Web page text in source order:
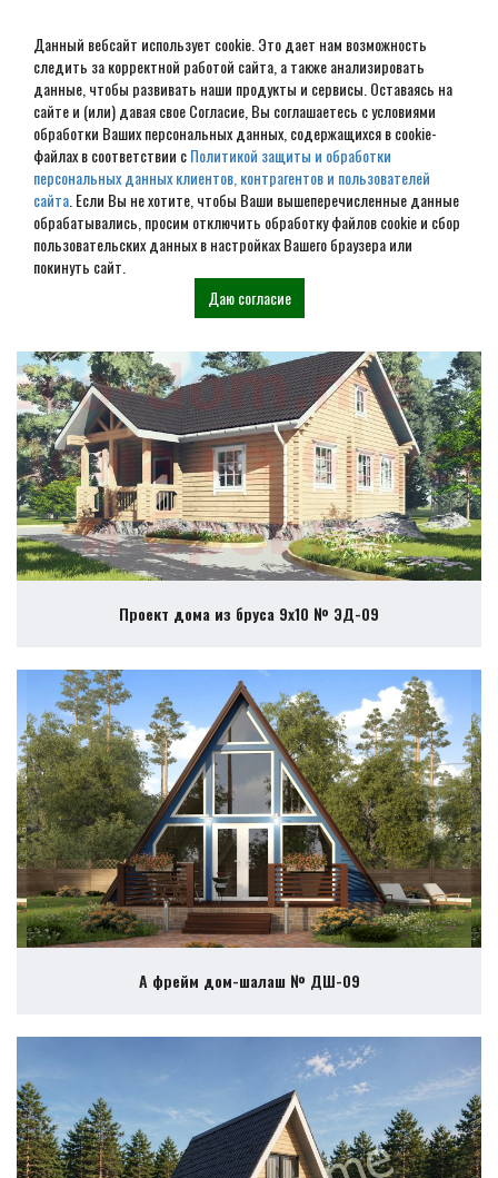
Данный вебсайт использует cookie. Это дает нам возможность
следить за корректной работой сайта, а также анализировать
данные, чтобы развивать наши продукты и сервисы. Оставаясь на
сайте и (или) давая свое Согласие, Вы соглашаетесь с условиями
обработки Ваших персональных данных, содержащихся в cookie-
файлах в соответствии сПолитикой защиты и обработки
персональных данных клиентов, контрагентов и пользователей
сайта . Если Вы не хотите, чтобы Ваши вышеперечисленные данные
обрабатывались, просим отключить обработку файлов cookie и сбор
пользовательских данных в настройках Вашего браузера или
покинуть сайт.
Даю согласие
Дом из бруса под ключ в
Ярославле
Наши проекты
Проект дома из бруса 9х10 № ЭД-09
А фрейм дом-шалаш № ДШ-09